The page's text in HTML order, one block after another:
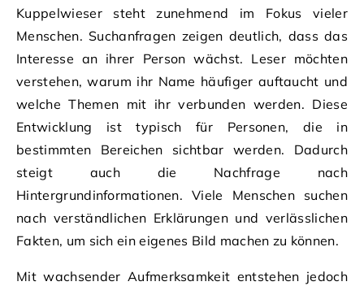
Kuppelwieser steht zunehmend im Fokus vieler
Menschen. Suchanfragen zeigen deutlich, dass das
Interesse an ihrer Person wächst. Leser möchten
verstehen, warum ihr Name häufiger auftaucht und
welche Themen mit ihr verbunden werden. Diese
Entwicklung ist typisch für Personen, die in
bestimmten Bereichen sichtbar werden. Dadurch
steigt auch die Nachfrage nach
Hintergrundinformationen. Viele Menschen suchen
nach verständlichen Erklärungen und verlässlichen
Fakten, um sich ein eigenes Bild machen zu können.
Mit wachsender Aufmerksamkeit entstehen jedoch